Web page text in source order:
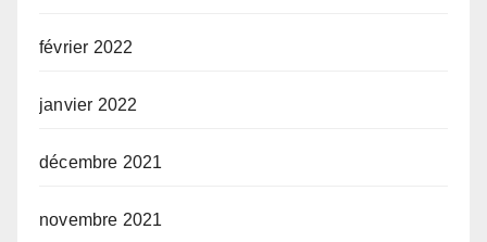
février 2022
janvier 2022
décembre 2021
novembre 2021